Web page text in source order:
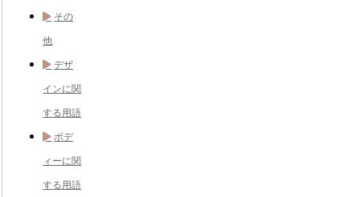
その
他
デザ
インに関
する用語
ボデ
ィーに関
する用語